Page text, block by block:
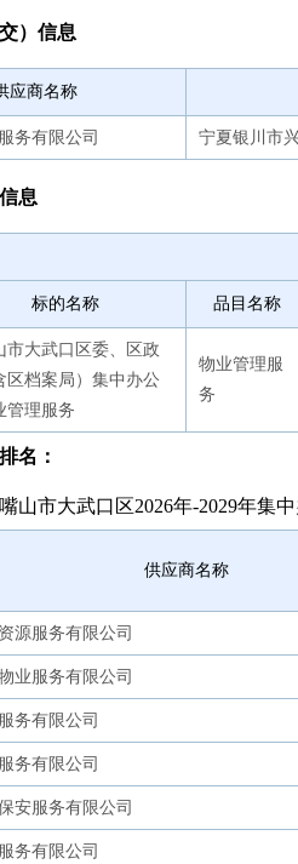
）信息
应商名称
务有限公司 宁夏银川市
息
标的名称 品目名称
市大武口区委、区政
区档案局）集中办公
管理服务
物业管理服
务
名 ：
山市大武口区2026年-2029年集
供应商名称
源服务有限公司
业服务有限公司
务有限公司
务有限公司
安服务有限公司
务有限公司